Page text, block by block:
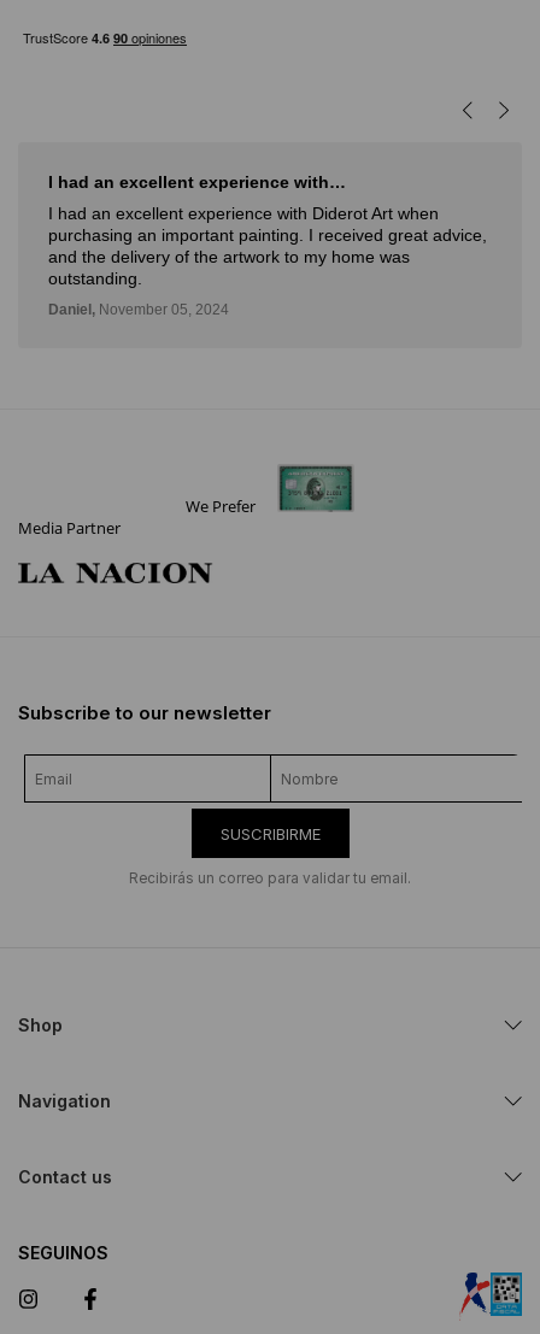
I had an excellent experience with…
I had an excellent experience with Diderot Art when
purchasing an important painting. I received great advice,
and the delivery of the artwork to my home was
outstanding.
Daniel, November 05, 2024
We Prefer
Media Partner
Subscribe to our newsletter
SUSCRIBIRME
Recibirás un correo para validar tu email.
Shop
Navigation
Contact us
SEGUINOS